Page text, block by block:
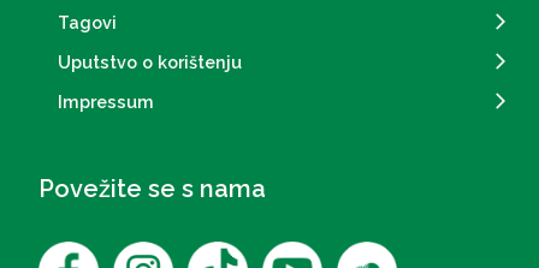
Tagovi
Uputstvo o korištenju
Impressum
Povežite se s nama